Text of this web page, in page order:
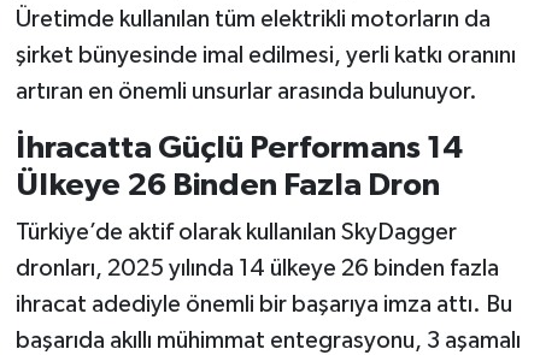
Üretimde kullanılan tüm elektrikli motorların da
şirket bünyesinde imal edilmesi, yerli katkı oranını
artıran en önemli unsurlar arasında bulunuyor.
İhracatta Güçlü Performans 14
Ülkeye 26 Binden Fazla Dron
Türkiye’de aktif olarak kullanılan SkyDagger
dronları, 2025 yılında 14 ülkeye 26 binden fazla
ihracat adediyle önemli bir başarıya imza attı. Bu
başarıda akıllı mühimmat entegrasyonu, 3 aşamalı